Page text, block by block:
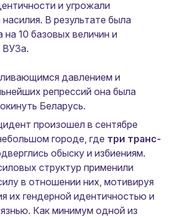
и угрожали
В результате была
10 базовых величин и
ВУЗа.
давлением и
репрессий она была
Беларусь.
произошел в сентябре
городе, где три транс-
обыску и избиениям.
структур применили
в отношении них, мотивируя
их гендерной идентичностью и
Как минимум одной из